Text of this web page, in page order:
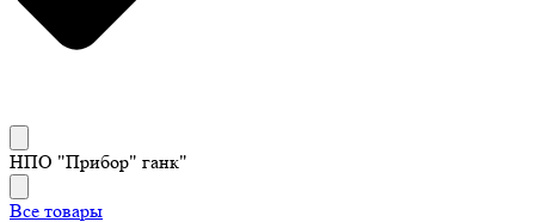
НПО "Прибор" ганк"
Все товары